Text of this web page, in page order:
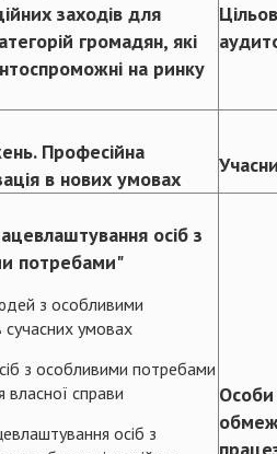
заходів для
громадян, які
на ринку
Професійна
в нових умовах
осіб з
потребами"
з особливими
умовах
з особливими потребами
власної справи
осіб з
Особи